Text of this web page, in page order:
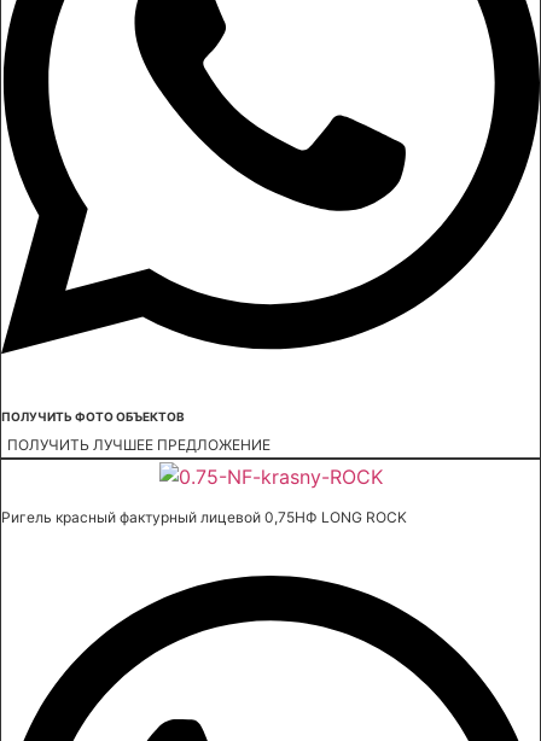
ПОЛУЧИТЬ ФОТО ОБЪЕКТОВ
ПОЛУЧИТЬ ЛУЧШЕЕ ПРЕДЛОЖЕНИЕ
Ригель красный фактурный лицевой 0,75НФ LONG ROCK